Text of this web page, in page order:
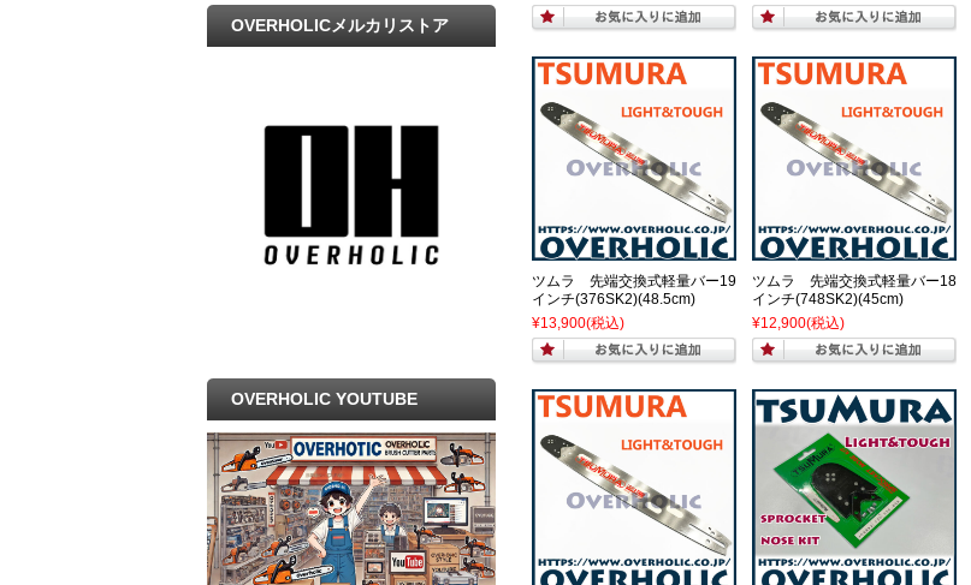
ツムラ 先端交換式軽量バー19
インチ(376SK2)(48.5cm)
¥13,900(税込)
ツムラ 先端交換式軽量バー18
インチ(748SK2)(45cm)
¥12,900(税込)
OVERHOLICメルカリストア
OVERHOLIC YOUTUBE